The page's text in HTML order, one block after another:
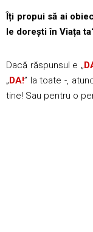
Îți propui să ai
le dorești în Viața
Dacă răspunsul e „
„DA!” la toate -,
tine! Sau pentru o